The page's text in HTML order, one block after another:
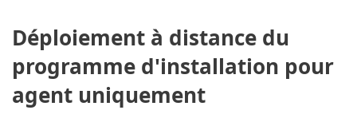
Déploiement à distance du
programme d'installation pour
agent uniquement